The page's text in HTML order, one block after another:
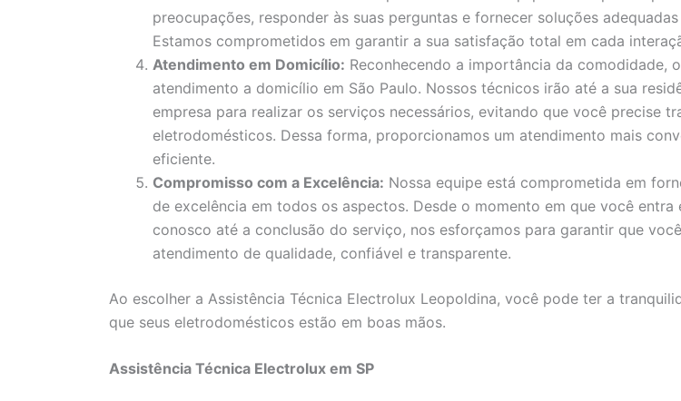
preocupações, responder às suas perguntas e fornecer soluções
Estamos comprometidos em garantir a sua satisfação total em cada
Atendimento em Domicílio: Reconhecendo a importância da comodidade,
atendimento a domicílio em São Paulo. Nossos técnicos irão até a sua
empresa para realizar os serviços necessários, evitando que você precise
eletrodomésticos. Dessa forma, proporcionamos um atendimento mais
eficiente.
Compromisso com a Excelência: Nossa equipe está comprometida em
de excelência em todos os aspectos. Desde o momento em que você entra
conosco até a conclusão do serviço, nos esforçamos para garantir que
atendimento de qualidade, confiável e transparente.
Ao escolher a Assistência Técnica Electrolux Leopoldina, você pode ter a
que seus eletrodomésticos estão em boas mãos.
Assistência Técnica Electrolux em SP